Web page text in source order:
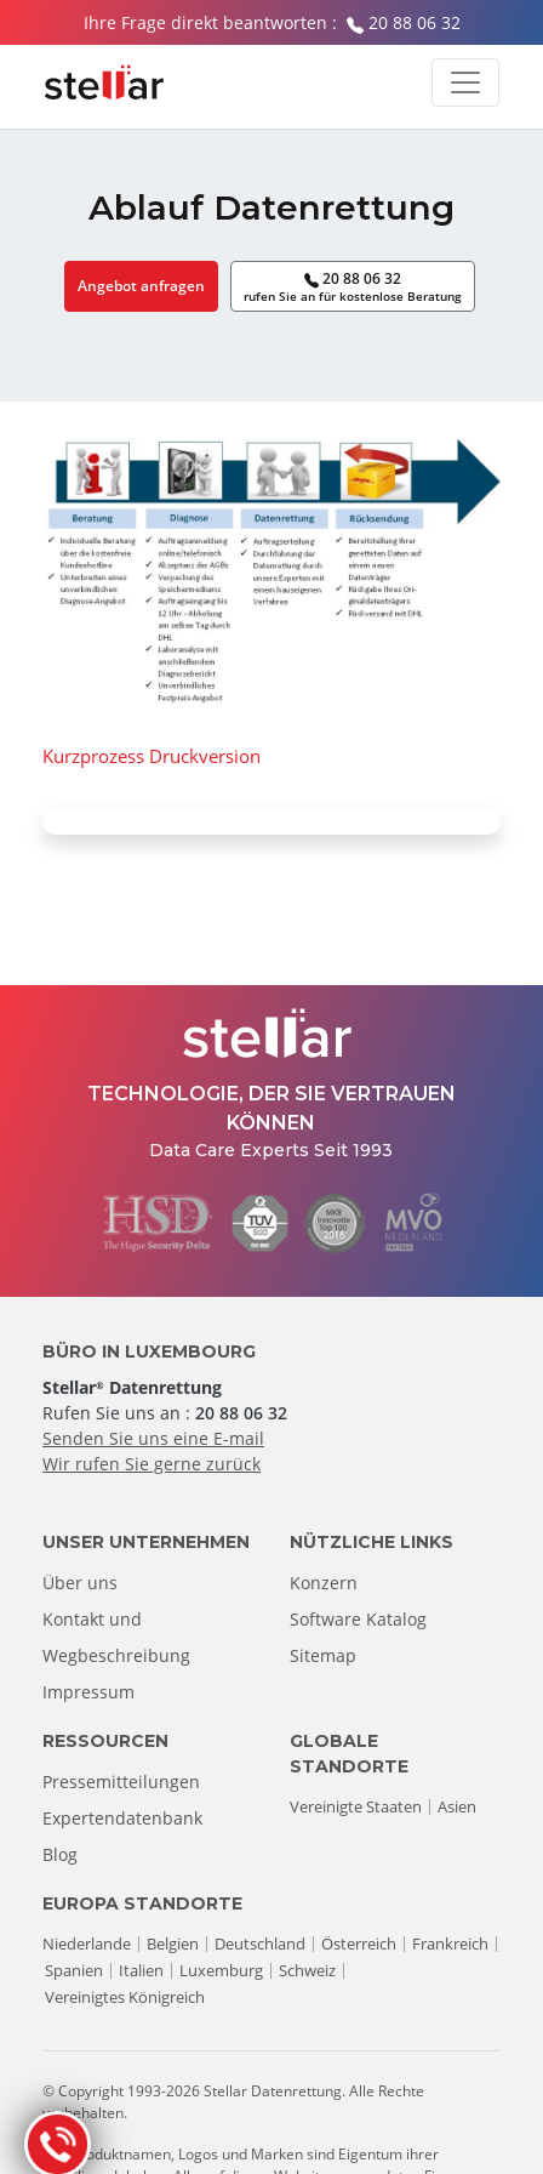
Ihre Frage direkt beantworten : 20 88 06 32
Ablauf Datenrettung
Angebot anfragen 20 88 06 32
rufen Sie an für kostenlose Beratung
Kurzprozess Druckversion
TECHNOLOGIE, DER SIE VERTRAUEN
KÖNNEN
Data Care Experts Seit 1993
BÜRO IN LUXEMBOURG
Stellar® Datenrettung
Rufen Sie uns an :20 88 06 32
Senden Sie uns eine E-mail
Wir rufen Sie gerne zurück
UNSER UNTERNEHMEN
Über uns
Kontakt und
Wegbeschreibung
Impressum
NÜTZLICHE LINKS
Konzern
Software Katalog
Sitemap
RESSOURCEN
Pressemitteilungen
Expertendatenbank
Blog
EUROPA STANDORTE
Niederlande
Belgien Deutschland Österreich
Frankreich
Spanien
Italien Luxemburg
Schweiz
Vereinigtes Königreich
GLOBALE
STANDORTE
Vereinigte Staaten
Asien
© Copyright 1993-2026 Stellar Datenrettung. Alle Rechte
vorbehalten.
Alle Produktnamen, Logos und Marken sind Eigentum ihrer